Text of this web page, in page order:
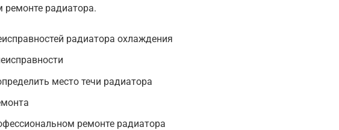
ремонте радиатора.
радиатора охлаждения
место течи радиатора
ремонте радиатора